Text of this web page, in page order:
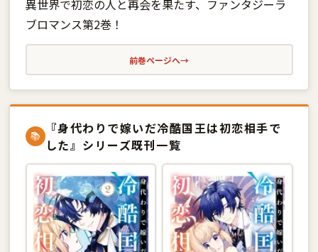
異世界で初恋の人と再会を果たす、ファンタジーラ
ブロマンス第2巻！
前巻ページへ→
📚
『身代わりで嫁いだ冷酷国王は初恋相手で
した』シリーズ既刊一覧